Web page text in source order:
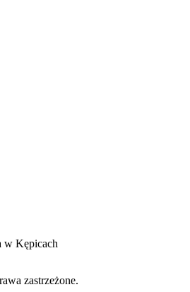
w Kępicach
zastrzeżone.